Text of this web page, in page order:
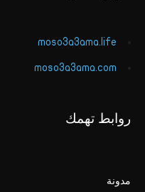
moso3a3ama.life
moso3a3ama.com
روابط تهمك
مدونة